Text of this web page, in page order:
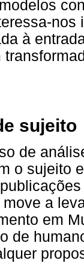
à
sujeito
de
o sujeito
a
em
de